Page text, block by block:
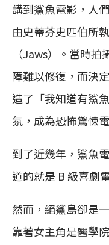
講到鯊魚電影，人
由史蒂芬史匹伯所
（Jaws）。當時
障難以修復，而決
造了「我知道有鯊
氛，成為恐怖驚悚
到了近幾年，鯊魚
道的就是 B 級喜劇
然而，絕鯊島卻是
靠著女主角是醫學